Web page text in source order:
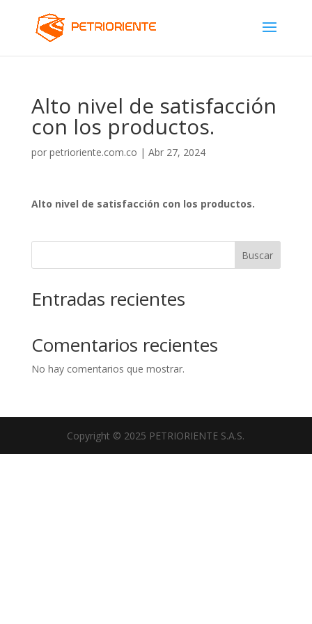
Alto nivel de satisfacción
con los productos.
por petrioriente.com.co | Abr 27, 2024
Alto nivel de satisfacción con los productos.
Buscar
Entradas recientes
Comentarios recientes
No hay comentarios que mostrar.
Copyright © 2025 PETRIORIENTE S.A.S.